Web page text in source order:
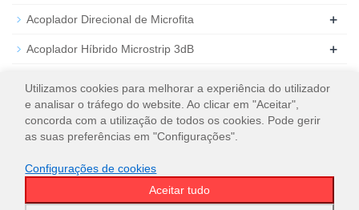
Acoplador Direcional de Microfita +
Acoplador Híbrido Microstrip 3dB +
Carga de RF coaxial
WT Microwave INC.
Utilizamos cookies para melhorar a experiência do utilizador
e analisar o tráfego do website. Ao clicar em "Aceitar",
concorda com a utilização de todos os cookies. Pode gerir
as suas preferências em "Configurações".
Configurações de cookies
Aceitar tudo